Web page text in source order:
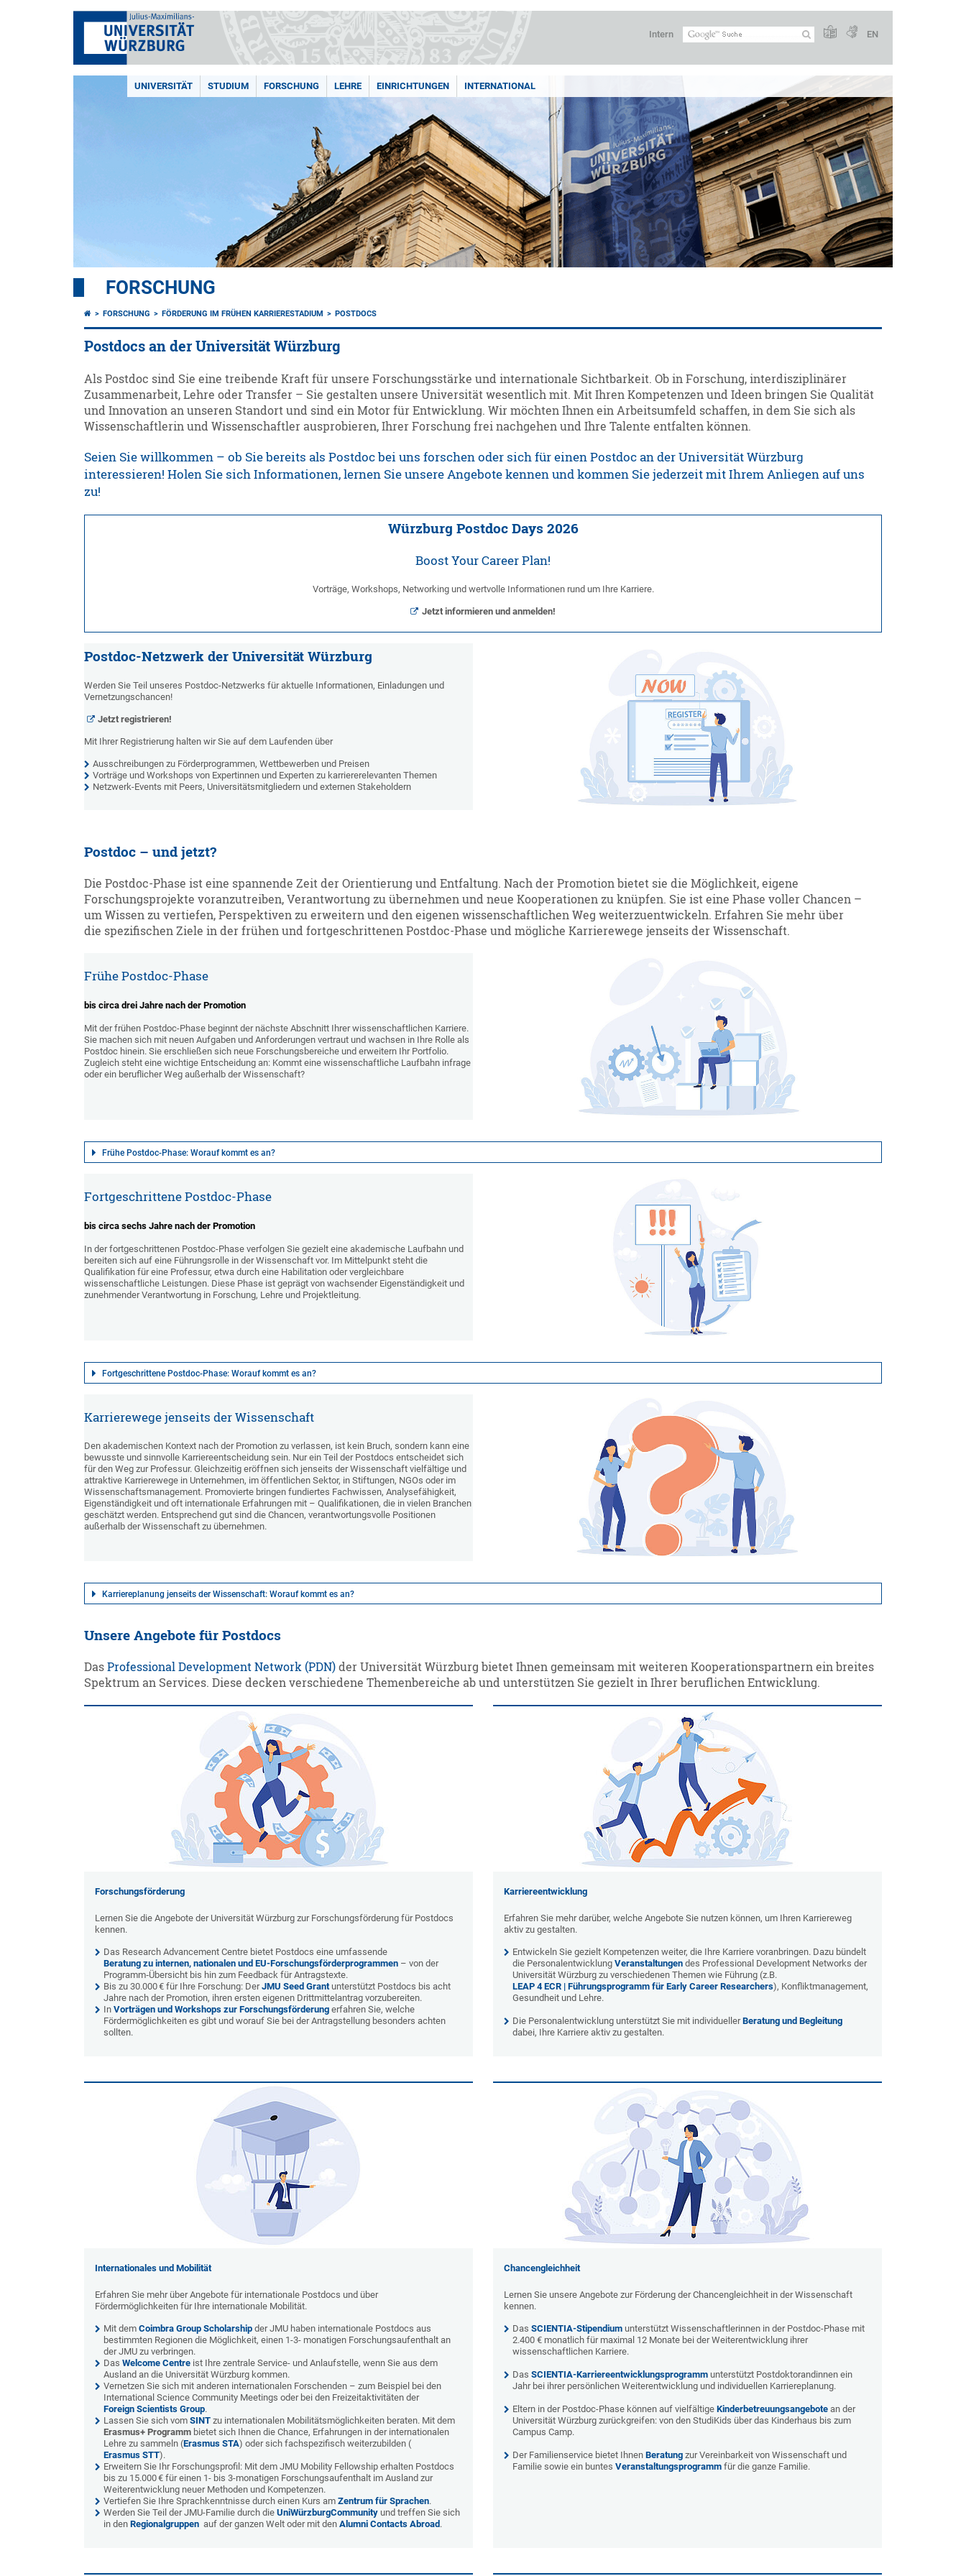
Intern EN
UNIVERSITÄT STUDIUM FORSCHUNG LEHRE EINRICHTUNGEN INTERNATIONAL
FORSCHUNG
FORSCHUNG FÖRDERUNG IM FRÜHEN KARRIERESTADIUM POSTDOCS
Postdocs an der Universität Würzburg
Als Postdoc sind Sie eine treibende Kraft für unsere Forschungsstärke und internationale Sichtbarkeit. Ob in Forschung, interdisziplinärer
Zusammenarbeit, Lehre oder Transfer – Sie gestalten unsere Universität wesentlich mit. Mit Ihren Kompetenzen und Ideen bringen Sie Qualität
und Innovation an unseren Standort und sind ein Motor für Entwicklung. Wir möchten Ihnen ein Arbeitsumfeld schaffen, in dem Sie sich als
Wissenschaftlerin und Wissenschaftler ausprobieren, Ihrer Forschung frei nachgehen und Ihre Talente entfalten können.
Seien Sie willkommen – ob Sie bereits als Postdoc bei uns forschen oder sich für einen Postdoc an der Universität Würzburg
interessieren! Holen Sie sich Informationen, lernen Sie unsere Angebote kennen und kommen Sie jederzeit mit Ihrem Anliegen auf uns
zu!
Würzburg Postdoc Days 2026
Boost Your Career Plan!
Vorträge, Workshops, Networking und wertvolle Informationen rund um Ihre Karriere.
Jetzt informieren und anmelden!
Postdoc-Netzwerk der Universität Würzburg
Werden Sie Teil unseres Postdoc-Netzwerks für aktuelle Informationen, Einladungen und
Vernetzungschancen!
Jetzt registrieren!
Mit Ihrer Registrierung halten wir Sie auf dem Laufenden über
Ausschreibungen zu Förderprogrammen, Wettbewerben und Preisen
Vorträge und Workshops von Expertinnen und Experten zu karriererelevanten Themen
Netzwerk-Events mit Peers, Universitätsmitgliedern und externen Stakeholdern
Postdoc – und jetzt?
Die Postdoc-Phase ist eine spannende Zeit der Orientierung und Entfaltung. Nach der Promotion bietet sie die Möglichkeit, eigene
Forschungsprojekte voranzutreiben, Verantwortung zu übernehmen und neue Kooperationen zu knüpfen. Sie ist eine Phase voller Chancen –
um Wissen zu vertiefen, Perspektiven zu erweitern und den eigenen wissenschaftlichen Weg weiterzuentwickeln. Erfahren Sie mehr über
die spezifischen Ziele in der frühen und fortgeschrittenen Postdoc-Phase und mögliche Karrierewege jenseits der Wissenschaft.
Frühe Postdoc-Phase
bis circa drei Jahre nach der Promotion
Mit der frühen Postdoc-Phase beginnt der nächste Abschnitt Ihrer wissenschaftlichen Karriere.
Sie machen sich mit neuen Aufgaben und Anforderungen vertraut und wachsen in Ihre Rolle als
Postdoc hinein. Sie erschließen sich neue Forschungsbereiche und erweitern Ihr Portfolio.
Zugleich steht eine wichtige Entscheidung an: Kommt eine wissenschaftliche Laufbahn infrage
oder ein beruflicher Weg außerhalb der Wissenschaft?
Frühe Postdoc-Phase: Worauf kommt es an?
Fortgeschrittene Postdoc-Phase
bis circa sechs Jahre nach der Promotion
In der fortgeschrittenen Postdoc-Phase verfolgen Sie gezielt eine akademische Laufbahn und
bereiten sich auf eine Führungsrolle in der Wissenschaft vor. Im Mittelpunkt steht die
Qualifikation für eine Professur, etwa durch eine Habilitation oder vergleichbare
wissenschaftliche Leistungen. Diese Phase ist geprägt von wachsender Eigenständigkeit und
zunehmender Verantwortung in Forschung, Lehre und Projektleitung.
Fortgeschrittene Postdoc-Phase: Worauf kommt es an?
Karrierewege jenseits der Wissenschaft
Den akademischen Kontext nach der Promotion zu verlassen, ist kein Bruch, sondern kann eine
bewusste und sinnvolle Karriereentscheidung sein. Nur ein Teil der Postdocs entscheidet sich
für den Weg zur Professur. Gleichzeitig eröffnen sich jenseits der Wissenschaft vielfältige und
attraktive Karrierewege in Unternehmen, im öffentlichen Sektor, in Stiftungen, NGOs oder im
Wissenschaftsmanagement. Promovierte bringen fundiertes Fachwissen, Analysefähigkeit,
Eigenständigkeit und oft internationale Erfahrungen mit – Qualifikationen, die in vielen Branchen
geschätzt werden. Entsprechend gut sind die Chancen, verantwortungsvolle Positionen
außerhalb der Wissenschaft zu übernehmen.
Karriereplanung jenseits der Wissenschaft: Worauf kommt es an?
Unsere Angebote für Postdocs
Das Professional Development Network (PDN) der Universität Würzburg bietet Ihnen gemeinsam mit weiteren Kooperationspartnern ein breites
Spektrum an Services. Diese decken verschiedene Themenbereiche ab und unterstützen Sie gezielt in Ihrer beruflichen Entwicklung.
Forschungsförderung
Lernen Sie die Angebote der Universität Würzburg zur Forschungsförderung für Postdocs
kennen.
Das Research Advancement Centre bietet Postdocs eine umfassende
Beratung zu internen, nationalen und EU-Forschungsförderprogrammen – von der
Programm‐Übersicht bis hin zum Feedback für Antragstexte.
Bis zu 30.000€ für Ihre Forschung: DerJMU Seed Grantunterstützt Postdocs bis acht
Jahre nach der Promotion, ihren ersten eigenen Drittmittelantrag vorzubereiten.
In Vorträgen und Workshops zur Forschungsförderung erfahren Sie, welche
Fördermöglichkeiten es gibt und worauf Sie bei der Antragstellung besonders achten
sollten.
Karriereentwicklung
Erfahren Sie mehr darüber, welche Angebote Sie nutzen können, um Ihren Karriereweg
aktiv zu gestalten.
Entwickeln Sie gezielt Kompetenzen weiter, die Ihre Karriere voranbringen. Dazu bündelt
die Personalentwicklung Veranstaltungen des Professional Development Networks der
Universität Würzburg zu verschiedenen Themen wie Führung (z.B.
LEAP 4 ECR | Führungsprogramm für Early Career Researchers), Konfliktmanagement,
Gesundheit und Lehre.
Die Personalentwicklung unterstützt Sie mit individuellerBeratung und Begleitung
dabei, Ihre Karriere aktiv zu gestalten.
Internationales und Mobilität
Erfahren Sie mehr über Angebote für internationale Postdocs und über
Fördermöglichkeiten für Ihre internationale Mobilität.
Mit dem Coimbra Group Scholarship der JMU haben internationale Postdocs aus
bestimmten Regionen die Möglichkeit, einen 1-3- monatigen Forschungsaufenthalt an
der JMU zu verbringen.
Das Welcome Centre ist Ihre zentrale Service- und Anlaufstelle, wenn Sie aus dem
Ausland an die Universität Würzburg kommen.
Vernetzen Sie sich mit anderen internationalen Forschenden – zum Beispiel bei den
International Science Community Meetings oder bei den Freizeitaktivitäten der
Foreign Scientists Group.
Lassen Sie sich vom SINT zu internationalen Mobilitätsmöglichkeiten beraten. Mit dem
Erasmus+ Programm bietet sich Ihnen die Chance, Erfahrungen in der internationalen
Lehre zu sammeln (Erasmus STA) oder sich fachspezifisch weiterzubilden (
Erasmus STT).
Erweitern Sie Ihr Forschungsprofil: Mit dem JMU Mobility Fellowship erhalten Postdocs
bis zu 15.000€ für einen 1- bis 3-monatigen Forschungsaufenthalt im Ausland zur
Weiterentwicklung neuer Methoden und Kompetenzen.
Vertiefen Sie Ihre Sprachkenntnisse durch einen Kurs am Zentrum für Sprachen.
Werden Sie Teil der JMU-Familie durch die UniWürzburgCommunity und treffen Sie sich
in den Regionalgruppen auf der ganzen Welt oder mit den Alumni Contacts Abroad .
Chancengleichheit
Lernen Sie unsere Angebote zur Förderung der Chancengleichheit in der Wissenschaft
kennen.
Das SCIENTIA-Stipendiumunterstützt Wissenschaftlerinnen in der Postdoc-Phase mit
2.400 € monatlich für maximal 12 Monate bei der Weiterentwicklung ihrer
wissenschaftlichen Karriere.
Das SCIENTIA-Karriereentwicklungsprogrammunterstützt Postdoktorandinnen ein
Jahr bei ihrer persönlichen Weiterentwicklung und individuellen Karriereplanung.
Eltern in der Postdoc-Phase können auf vielfältige Kinderbetreuungsangebotean der
Universität Würzburg zurückgreifen: von den StudiKids über das Kinderhaus bis zum
Campus Camp.
Der Familienservice bietet Ihnen Beratung zur Vereinbarkeit von Wissenschaft und
Familie sowie ein buntes Veranstaltungsprogrammfür die ganze Familie.